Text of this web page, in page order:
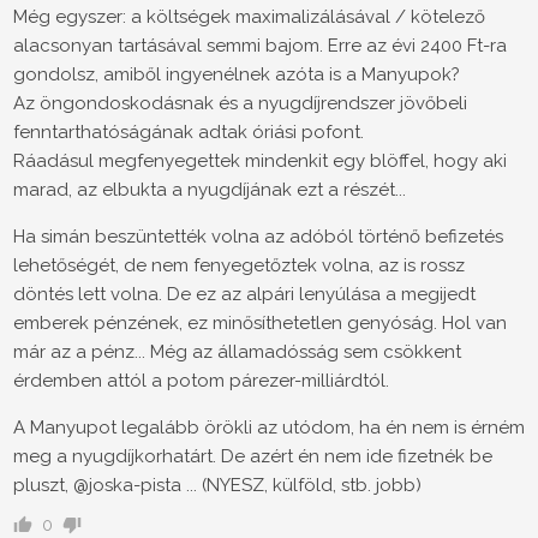
Még egyszer: a költségek maximalizálásával / kötelező
alacsonyan tartásával semmi bajom. Erre az évi 2400 Ft-ra
gondolsz, amiből ingyenélnek azóta is a Manyupok?
Az öngondoskodásnak és a nyugdíjrendszer jövőbeli
fenntarthatóságának adtak óriási pofont.
Ráadásul megfenyegettek mindenkit egy blöffel, hogy aki
marad, az elbukta a nyugdíjának ezt a részét...
Ha simán beszüntették volna az adóból történő befizetés
lehetőségét, de nem fenyegetőztek volna, az is rossz
döntés lett volna. De ez az alpári lenyúlása a megijedt
emberek pénzének, ez minősíthetetlen genyóság. Hol van
már az a pénz... Még az államadósság sem csökkent
érdemben attól a potom párezer-milliárdtól.
A Manyupot legalább örökli az utódom, ha én nem is érném
meg a nyugdíjkorhatárt. De azért én nem ide fizetnék be
pluszt, @joska-pista ... (NYESZ, külföld, stb. jobb)
0